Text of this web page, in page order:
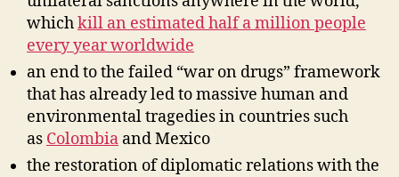
whichkill an estimated half a million people
every year worldwide
an end to the failed “war on drugs” framework
that has already led to massive human and
environmental tragedies in countries such
as Colombia and Mexico
the restoration of diplomatic relations with the